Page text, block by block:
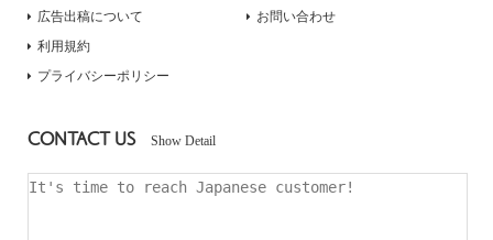
広告出稿について
お問い合わせ
利用規約
プライバシーポリシー
CONTACT US Show Detail